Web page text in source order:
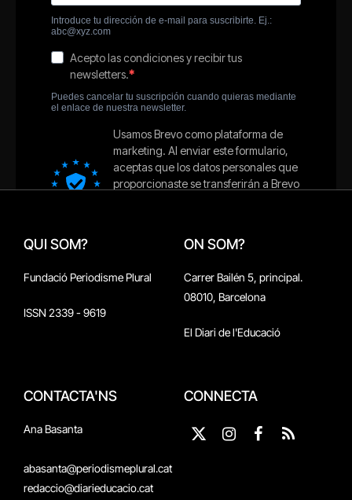
QUI SOM?
Fundació Periodisme Plural
ISSN 2339 - 9619
ON SOM?
Carrer Bailén 5, principal.
08010, Barcelona
El Diari de l'Educació
CONTACTA'NS
Ana Basanta
abasanta@periodismeplural.cat
redaccio@diarieducacio.cat
CONNECTA
X
Instagram
Facebook
RSS